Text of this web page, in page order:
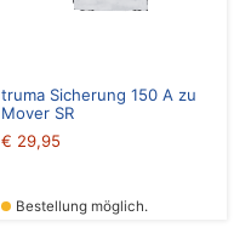
truma Sicherung 150 A zu
Mover SR
€ 29,95
Bestellung möglich.